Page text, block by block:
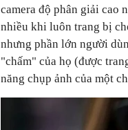
camera độ phân giải cao
nhiều khi luôn trang bị
nhưng phần lớn người
"chấm" của họ (được
năng chụp ảnh của một